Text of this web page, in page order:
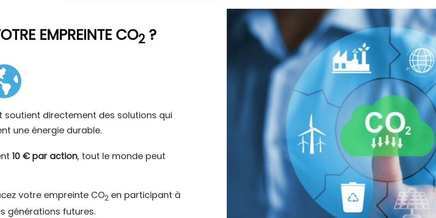
EMPREINTE CO2 ?
soutient directement des solutions qui
une énergie durable.
10 € par action, tout le monde peut
votre empreinte CO2 en participant à
générations futures.